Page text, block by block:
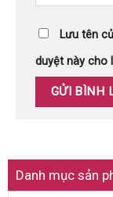
Danh mục sản
Lưu tên
duyệt này cho